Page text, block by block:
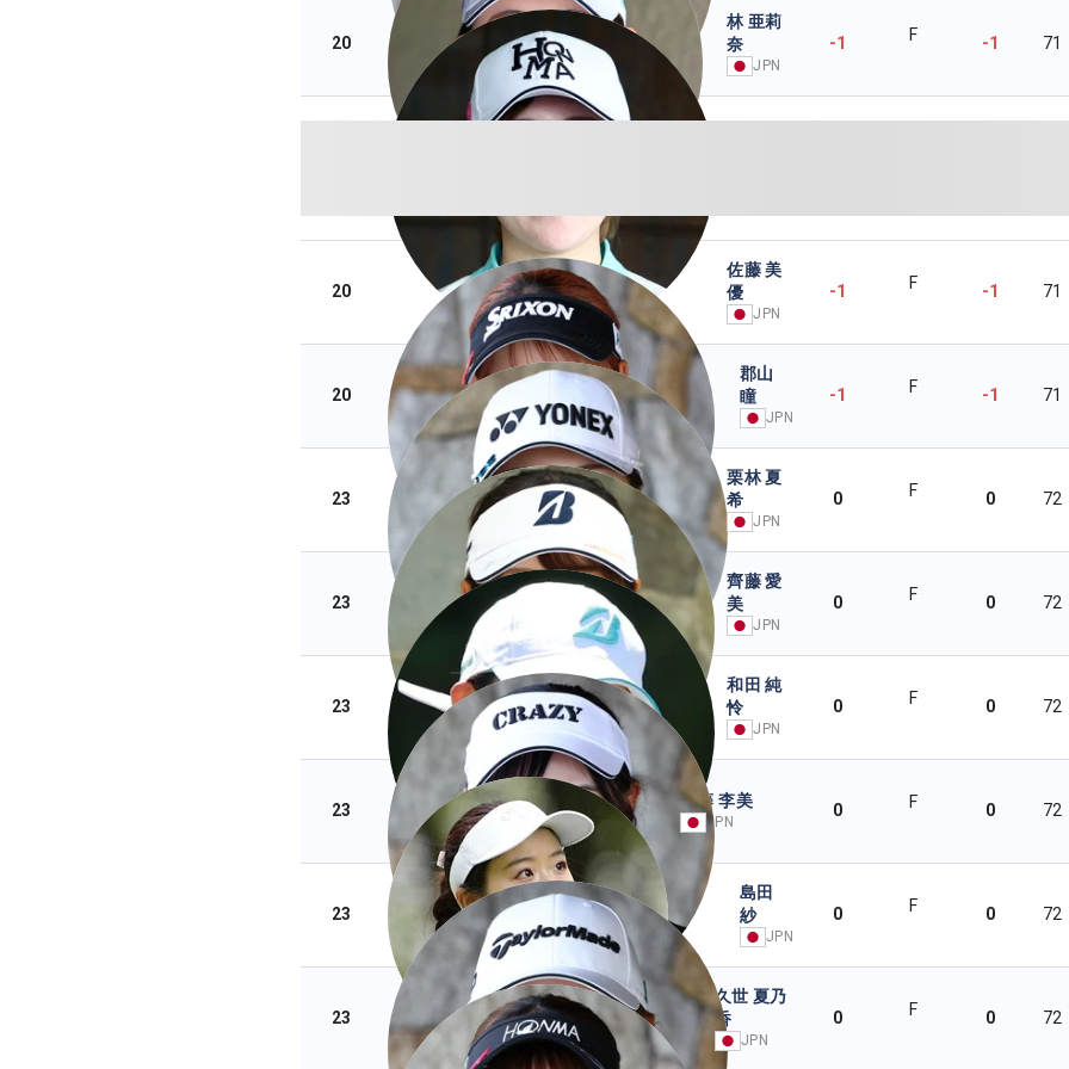
20
林 亜莉
奈
JPN
-1 F -1 71
20
佐藤 美
優
JPN
-1 F -1 71
20
郡山
瞳
JPN
-1 F -1 71
23
栗林 夏
希
JPN
0 F 0 72
23
齊藤 愛
美
JPN
0 F 0 72
23
和田 純
怜
JPN
0 F 0 72
23 佐藤 李美
JPN
0 F 0 72
23
島田
紗
JPN
0 F 0 72
23
久世 夏乃
香
JPN
0 F 0 72